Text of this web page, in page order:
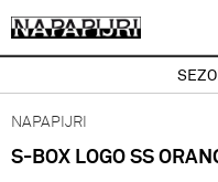
NAPAPIJRI
S-BOX LOGO SS